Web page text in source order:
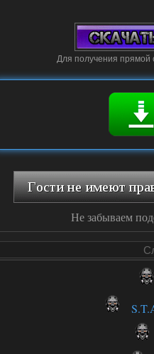
Для получения прямой
Не забываем